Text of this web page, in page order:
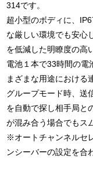
314です。
超小型のボディに、
な厳しい環境でも安心
を低減した明瞭度の高
電池１本で33時間の電
まざまな用途における
グループモード時、送
を自動で探し相手局と
が混み合う場合でもス
※オートチャンネルセ
ンシーバーの設定を合